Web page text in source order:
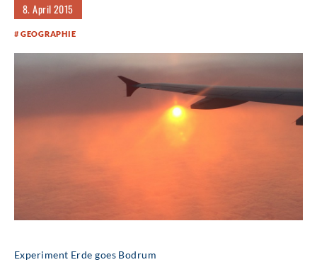
8. April 2015
GEOGRAPHIE
Experiment Erde goes Bodrum